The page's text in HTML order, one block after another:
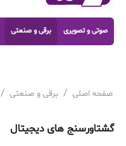
صوتی و تصویری برقی و صنعتی
صفحه اصلی / برقی و صنعتی /
گشتاورسنج های دیجیتال